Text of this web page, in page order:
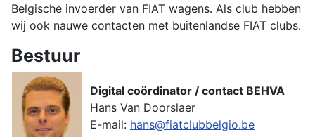
Belgische invoerder van FIAT wagens. Als club hebben
wij ook nauwe contacten met buitenlandse FIAT clubs.
Bestuur
Digital coördinator / contact BEHVA
Hans Van Doorslaer
E-mail: hans@fiatclubbelgio.be